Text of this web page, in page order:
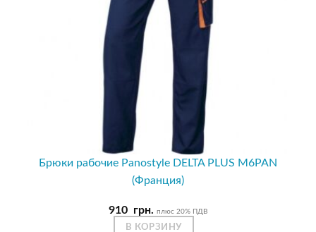
Брюки рабочие Panostyle DELTA PLUS M6PAN
(Франция)
910 грн. плюс 20% ПДВ
В КОРЗИНУ